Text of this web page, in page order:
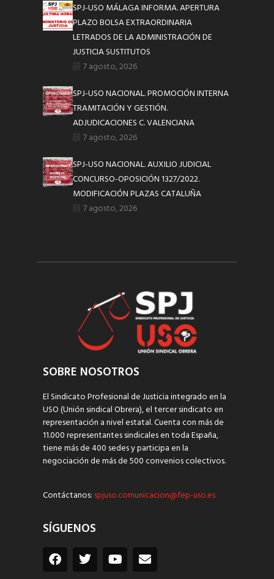
SPJ-USO MÁLAGA INFORMA. APERTURA
PLAZO BOLSA EXTRAORDINARIA
LETRADOS DE LA ADMINISTRACIÓN DE
JUSTICIA SUSTITUTOS
7 agosto, 2026
SPJ-USO NACIONAL. PROMOCIÓN INTERNA
TRAMITACIÓN Y GESTIÓN.
ADJUDICACIONES C. VALENCIANA
7 agosto, 2026
SPJ-USO NACIONAL. AUXILIO JUDICIAL
CONCURSO-OPOSICIÓN 1327/2022.
MODIFICACIÓN PLAZAS CATALUÑA
7 agosto, 2026
SOBRE NOSOTROS
El Sindicato Profesional de Justicia integrado en la
USO (Unión sindical Obrera), el tercer sindicato en
representación a nivel estatal. Cuenta con más de
11.000 representantes sindicales en toda España,
tiene más de 400 sedes y participa en la
negociación de más de 500 convenios colectivos.
Contáctanos: spjuso.comunicacion@fep-uso.es
SÍGUENOS